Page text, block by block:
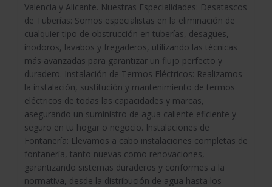
Valencia y Alicante. Nuestras Especialidades: Desatascos
de Tuberías: Somos especialistas en la eliminación de
cualquier tipo de obstrucción en tuberías, desagües,
inodoros, lavabos y fregaderos, utilizando las técnicas
más avanzadas para garantizar un flujo perfecto y
duradero. Instalación de Termos Eléctricos: Realizamos
la instalación, sustitución y mantenimiento de termos
eléctricos de todas las capacidades y marcas,
asegurando un suministro de agua caliente eficiente y
seguro en tu hogar o negocio. Instalaciones de
Fontanería: Llevamos a cabo instalaciones completas de
fontanería, tanto nuevas como renovaciones,
garantizando sistemas duraderos y conformes a la
normativa, desde la distribución de agua hasta los